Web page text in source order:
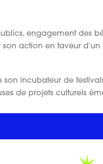
engagement des
action en faveur
incubateur de
de projets culturels